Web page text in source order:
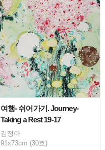
여행- 쉬어가기. Journey-
Taking a Rest 19-17
김정아
91x73cm (30호)